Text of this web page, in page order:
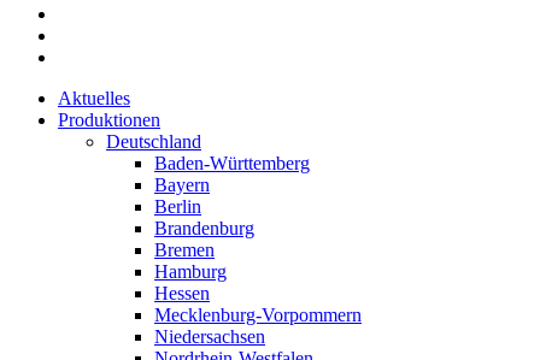
Aktuelles
Produktionen
Deutschland
Baden-Württemberg
Bayern
Berlin
Brandenburg
Bremen
Hamburg
Hessen
Mecklenburg-Vorpommern
Niedersachsen